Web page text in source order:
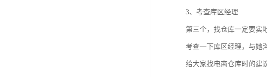
3、考查库区经理
第三个，找仓库一定要实
考查一下库区经理，与她
给大家找电商仓库时的建